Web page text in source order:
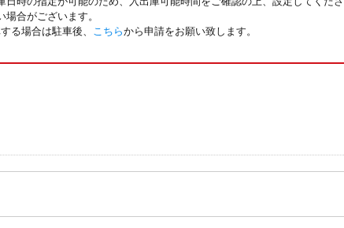
合がございます。
る場合は駐車後、
こちらから申請をお願い致します。